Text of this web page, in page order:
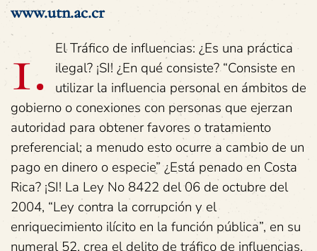
www.utn.ac.cr
1.
El Tráfico de influencias: ¿Es una práctica
ilegal? ¡SI! ¿En qué consiste? “Consiste en
utilizar la influencia personal en ámbitos de
gobierno o conexiones con personas que ejerzan
autoridad para obtener favores o tratamiento
preferencial; a menudo esto ocurre a cambio de un
pago en dinero o especie” ¿Está penado en Costa
Rica? ¡SI! La Ley No 8422 del 06 de octubre del
2004, “Ley contra la corrupción y el
enriquecimiento ilícito en la función pública”, en su
numeral 52, crea el delito de tráfico de influencias,